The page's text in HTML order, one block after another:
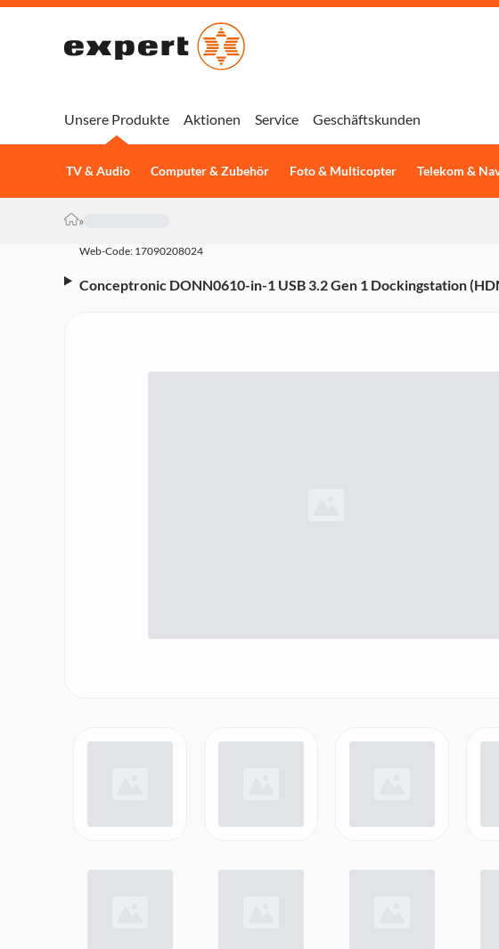
Unsere Produkte
TV & Audio Computer & Zubehör Foto & Multicopter Telekom &
Aktionen Service Geschäftskunden
»
Web-Code: 17090208024
Conceptronic DONN0610-in-1 USB 3.2 Gen 1 Dockingstation